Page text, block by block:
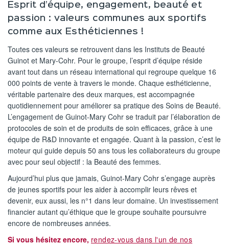
Esprit d’équipe, engagement, beauté et
passion : valeurs communes aux sportifs
comme aux Esthéticiennes !
Toutes ces valeurs se retrouvent dans les Instituts de Beauté
Guinot et Mary-Cohr. Pour le groupe, l’esprit d’équipe réside
avant tout dans un réseau international qui regroupe quelque 16
000 points de vente à travers le monde. Chaque esthéticienne,
véritable partenaire des deux marques, est accompagnée
quotidiennement pour améliorer sa pratique des Soins de Beauté.
L’engagement de Guinot-Mary Cohr se traduit par l’élaboration de
protocoles de soin et de produits de soin efficaces, grâce à une
équipe de R&D innovante et engagée. Quant à la passion, c’est le
moteur qui guide depuis 50 ans tous les collaborateurs du groupe
avec pour seul objectif : la Beauté des femmes.
Aujourd’hui plus que jamais, Guinot-Mary Cohr s’engage auprès
de jeunes sportifs pour les aider à accomplir leurs rêves et
devenir, eux aussi, les n°1 dans leur domaine. Un investissement
financier autant qu’éthique que le groupe souhaite poursuivre
encore de nombreuses années.
Si vous hésitez encore, rendez-vous dans l'un de nos